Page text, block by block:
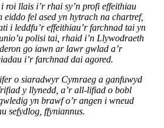
roi llais i’r rhai sy’n profi effeithiau
eiddo fel ased yn hytrach na chartref,
i leddfu’r effeithiau’r farchnad tai yn
polisi tai, rhaid i’n Llywodraeth
go iawn ar lawr gwlad a’r
i’r farchnad dai agored.
o siaradwyr Cymraeg a ganfuwyd
y llynedd, a’r all-lifiad o bobl
yn brawf o’r angen i wneud
sefydlog, ffyniannus.